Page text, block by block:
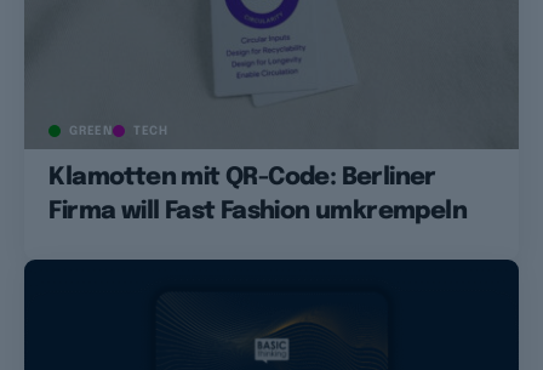
GREEN TECH
Klamotten mit QR-Code: Berliner
Firma will Fast Fashion umkrempeln